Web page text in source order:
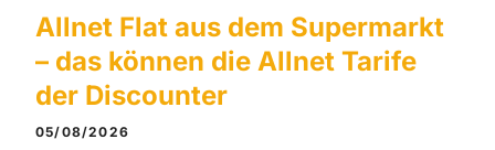
Allnet Flat aus dem Supermarkt
– das können die Allnet Tarife
der Discounter
05/08/2026